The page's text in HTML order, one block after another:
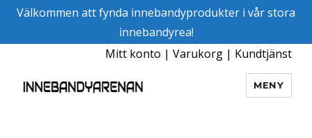
Välkommen att fynda innebandyprodukter i vår stora
innebandyrea!
Mitt konto | Varukorg| Kundtjänst
MENY